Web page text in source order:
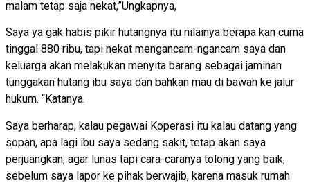
malam tetap saja nekat,”Ungkapnya,
Saya ya gak habis pikir hutangnya itu nilainya berapa kan cuma
tinggal 880 ribu, tapi nekat mengancam-ngancam saya dan
keluarga akan melakukan menyita barang sebagai jaminan
tunggakan hutang ibu saya dan bahkan mau di bawah ke jalur
hukum. “Katanya.
Saya berharap, kalau pegawai Koperasi itu kalau datang yang
sopan, apa lagi ibu saya sedang sakit, tetap akan saya
perjuangkan, agar lunas tapi cara-caranya tolong yang baik,
sebelum saya lapor ke pihak berwajib, karena masuk rumah